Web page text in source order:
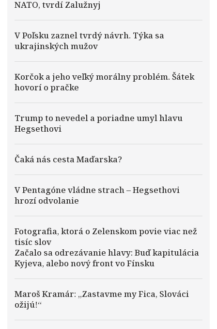
NATO, tvrdí Zalužnyj
V Poľsku zaznel tvrdý návrh. Týka sa
ukrajinských mužov
Korčok a jeho veľký morálny problém. Šátek
hovorí o pračke
Trump to nevedel a poriadne umyl hlavu
Hegsethovi
Čaká nás cesta Maďarska?
V Pentagóne vládne strach – Hegsethovi
hrozí odvolanie
Fotografia, ktorá o Zelenskom povie viac než
tisíc slov
Začalo sa odrezávanie hlavy: Buď kapitulácia
Kyjeva, alebo nový front vo Fínsku
Maroš Kramár: „Zastavme my Fica, Slováci
ožijú!“